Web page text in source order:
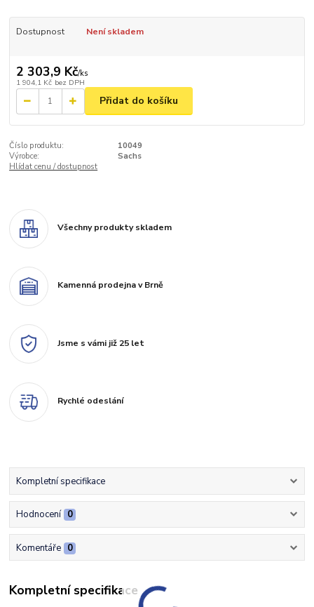
Dostupnost Není skladem
2 303,9 Kč/ks
1 904,1 Kč bez DPH
Přidat do košíku
Číslo produktu:
10049
Výrobce:
Sachs
Hlídat cenu / dostupnost
Všechny produkty skladem
Kamenná prodejna v Brně
Jsme s vámi již 25 let
Rychlé odeslání
Kompletní specifikace
Hodnocení 0
Komentáře 0
Kompletní specifikace